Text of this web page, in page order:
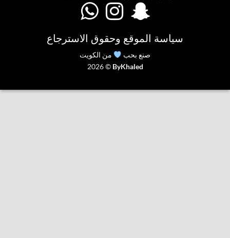
  
سياسة الموقع وحقوق الاسترجاع
صنع بحب
من الكويت
2026 © ByKhaled